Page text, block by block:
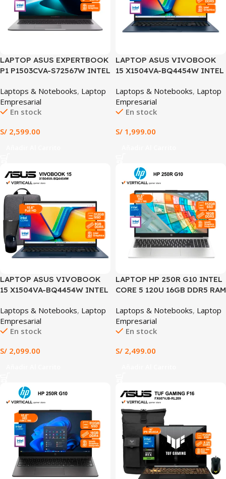
LAPTOP ASUS EXPERTBOOK
P1 P1503CVA-S72567W INTEL
512GB SSD INTEL GRAPHICS
15.6″ FHD WINDOWS 11
HOME (P1503CVA-S72567W)
Laptops & Notebooks, Laptop
Empresarial
En stock
S/ 2,599.00
LAPTOP ASUS VIVOBOOK
15 X1504VA-BQ4454W INTEL
SSD INTEL GRAPHICS 15.6″
FHD WINDOWS 11 HOME
(X1504VA-BQ4454W)
Laptops & Notebooks, Laptop
Empresarial
En stock
S/ 1,999.00
LAPTOP ASUS VIVOBOOK
15 X1504VA-BQ4454W INTEL
SSD INTEL GRAPHICS 15.6″
FHD WINDOWS 11 HOME +
MOCHILA Y MOUSE ASUS
Laptops & Notebooks, Laptop
Empresarial
En stock
S/ 2,099.00
LAPTOP HP 250R G10 INTEL
CORE 5 120U 16GB DDR5 RAM
GRAPHICS WIN 11 PRE-
INSTALADO COLOR
PLATEADO (HP 250R G10)
Laptops & Notebooks, Laptop
Empresarial
En stock
S/ 2,499.00
SALE